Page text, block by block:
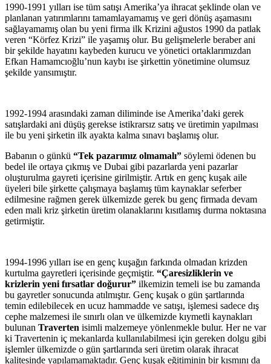
1990-1991 yılları ise tüm satışı Amerika’ya ihracat şeklinde olan ve
planlanan yatırımlarını tamamlayamamış ve geri dönüş aşamasını
sağlayamamış olan bu yeni firma ilk Krizini ağustos 1990 da patlak
veren “Körfez Krizi” ile yaşamış olur. Bu gelişmelerle beraber ani
bir şekilde hayatını kaybeden kurucu ve yönetici ortaklarımızdan
Efkan Hamamcıoğlu’nun kaybı ise şirkettin yönetimine olumsuz
şekilde yansımıştır.
1992-1994 arasındaki zaman diliminde ise Amerika’daki gerek
satışlardaki ani düşüş gerekse istikrarsız satış ve üretimin yapılması
ile bu yeni şirketin ilk ayakta kalma sınavı başlamış olur.
Babanın o günkü “Tek pazarımız olmamalı” söylemi ödenen bu
bedel ile ortaya çıkmış ve Dubai gibi pazarlarda yeni pazarlar
oluşturulma gayreti içerisine girilmiştir. Artık en genç kuşak aile
üyeleri bile şirkette çalışmaya başlamış tüm kaynaklar seferber
edilmesine rağmen gerek ülkemizde gerek bu genç firmada devam
eden mali kriz şirketin üretim olanaklarını kısıtlamış durma noktasına
getirmiştir.
1994-1996 yılları ise en genç kuşağın farkında olmadan krizden
kurtulma gayretleri içerisinde geçmiştir. “Çaresizliklerin ve
krizlerin yeni fırsatlar doğurur” ilkemizin temeli ise bu zamanda
bu gayretler sonucunda atılmıştır. Genç kuşak o gün şartlarında
temin edilebilecek en ucuz hammadde ve satışı, işlemesi sadece dış
cephe malzemesi ile sınırlı olan ve ülkemizde kıymetli kaynakları
bulunan Traverten isimli malzemeye yönlenmekle bulur. Her ne var
ki Travertenin iç mekanlarda kullanılabilmesi için gereken dolgu gibi
işlemler ülkemizde o gün şartlarında seri üretim olarak ihracat
kalitesinde yapılamamaktadır. Genç kuşak eğitiminin bir kısmını da